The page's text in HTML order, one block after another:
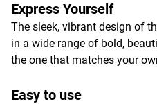
Express Yourself
The sleek, vibrant design of
in a wide range of bold,
the one that matches your
Easy to use